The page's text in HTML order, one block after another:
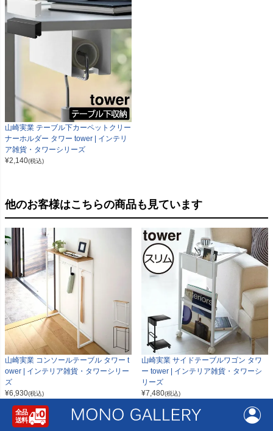
山崎実業 テーブル下カーペットクリー
ナーホルダー タワー tower | インテリ
ア雑貨・タワーシリーズ
¥2,140(税込)
他のお客様はこちらの商品も見ています
山崎実業 コンソールテーブル タワー t
ower | インテリア雑貨・タワーシリー
ズ
¥6,930(税込)
山崎実業 サイドテーブルワゴン タワ
ー tower | インテリア雑貨・タワーシ
リーズ
¥7,480(税込)